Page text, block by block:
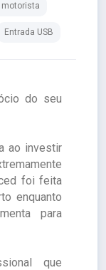
motorista
Entrada USB
do seu
ao investir
foi feita
enquanto
para
que